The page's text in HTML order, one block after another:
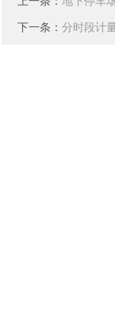
下一条： 分时段计